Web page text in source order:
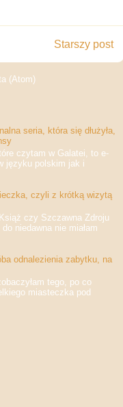
Starszy post
(Atom)
seria, która się dłużyła,
czytam w Galatei, to e-
języku polskim jak i
czyli z krótką wizytą
czy Szczawna Zdroju
niedawna nie miałam
odnalezienia zabytku, na
tego, po co
miasteczka pod